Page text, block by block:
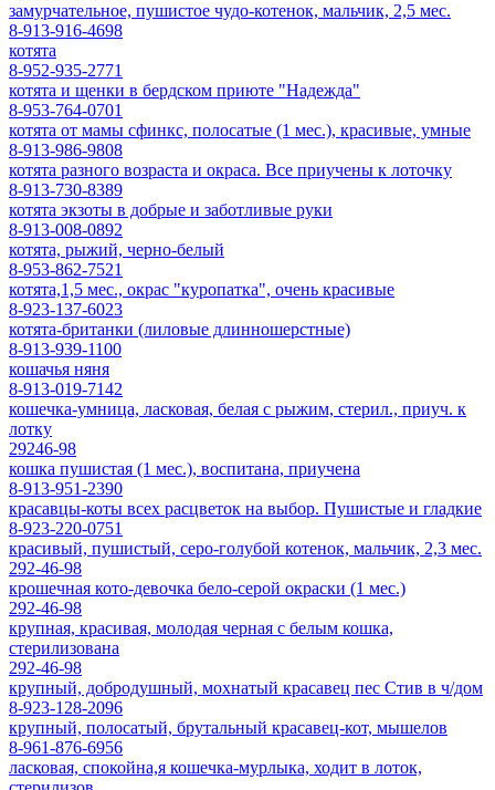
замурчательное, пушистое чудо-котенок, мальчик, 2,5 мес.
8-913-916-4698
котята
8-952-935-2771
котята и щенки в бердском приюте "Надежда"
8-953-764-0701
котята от мамы сфинкс, полосатые (1 мес.), красивые, умные
8-913-986-9808
котята разного возраста и окраса. Все приучены к лоточку
8-913-730-8389
котята экзоты в добрые и заботливые руки
8-913-008-0892
котята, рыжий, черно-белый
8-953-862-7521
котята,1,5 мес., окрас "куропатка", очень красивые
8-923-137-6023
котята-британки (лиловые длинношерстные)
8-913-939-1100
кошачья няня
8-913-019-7142
кошечка-умница, ласковая, белая с рыжим, стерил., приуч. к
лотку
29246-98
кошка пушистая (1 мес.), воспитана, приучена
8-913-951-2390
красавцы-коты всех расцветок на выбор. Пушистые и гладкие
8-923-220-0751
красивый, пушистый, серо-голубой котенок, мальчик, 2,3 мес.
292-46-98
крошечная кото-девочка бело-серой окраски (1 мес.)
292-46-98
крупная, красивая, молодая черная с белым кошка,
стерилизована
292-46-98
крупный, добродушный, мохнатый красавец пес Стив в ч/дом
8-923-128-2096
крупный, полосатый, брутальный красавец-кот, мышелов
8-961-876-6956
ласковая, спокойна,я кошечка-мурлыка, ходит в лоток,